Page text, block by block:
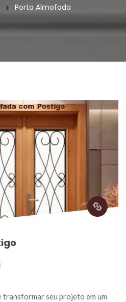
Porta Almofada
seu projeto em um